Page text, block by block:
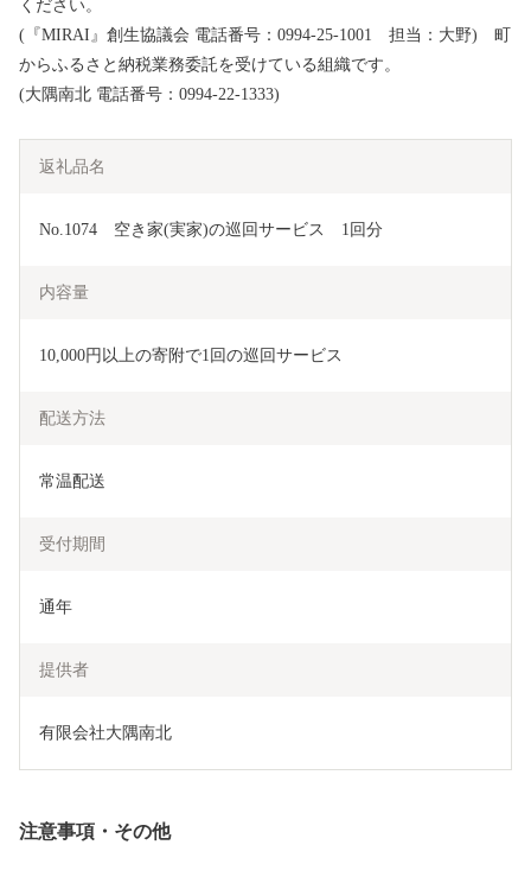
ください。
(『MIRAI』創生協議会 電話番号：0994-25-1001 担当：大野) 町
からふるさと納税業務委託を受けている組織です。
(大隅南北 電話番号：0994-22-1333)
返礼品名
No.1074　空き家(実家)の巡回サービス　1回分
内容量
10,000円以上の寄附で1回の巡回サービス
配送方法
常温配送
受付期間
通年
提供者
有限会社大隅南北
注意事項・その他